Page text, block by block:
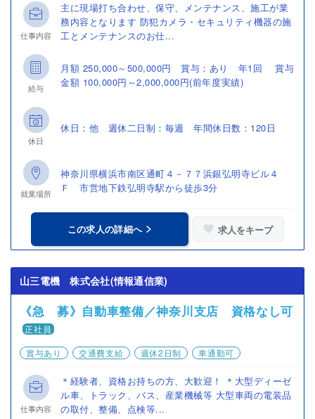
仕事内容
主に現場打ち合わせ、保守、メンテナンス、施工が業
務内容となります 防犯カメラ・セキュリティ機器の施
工とメンテナンスのお仕...
給与
月額 250,000～500,000円 賞与：あり 年1回 賞与
金額 100,000円～2,000,000円(前年度実績)
休日
休日：他 週休二日制：毎週 年間休日数：120日
就業場所
神奈川県横浜市南区通町４－７７浜銀弘明寺ビル４
Ｆ 市営地下鉄弘明寺駅から徒歩3分
この求人の詳細へ 求人をキープ
山三電機 株式会社(情報通信業)
《急 募》自動車整備／神奈川支店 資格なし可
正社員
賞与あり
交通費支給 週休2日制 車通勤可
仕事内容
＊経験者、資格お持ちの方、大歓迎！ ＊大型ディーゼ
ル車、トラック、バス、産業機械等 大型車両の電装品
の取付、整備、点検等...